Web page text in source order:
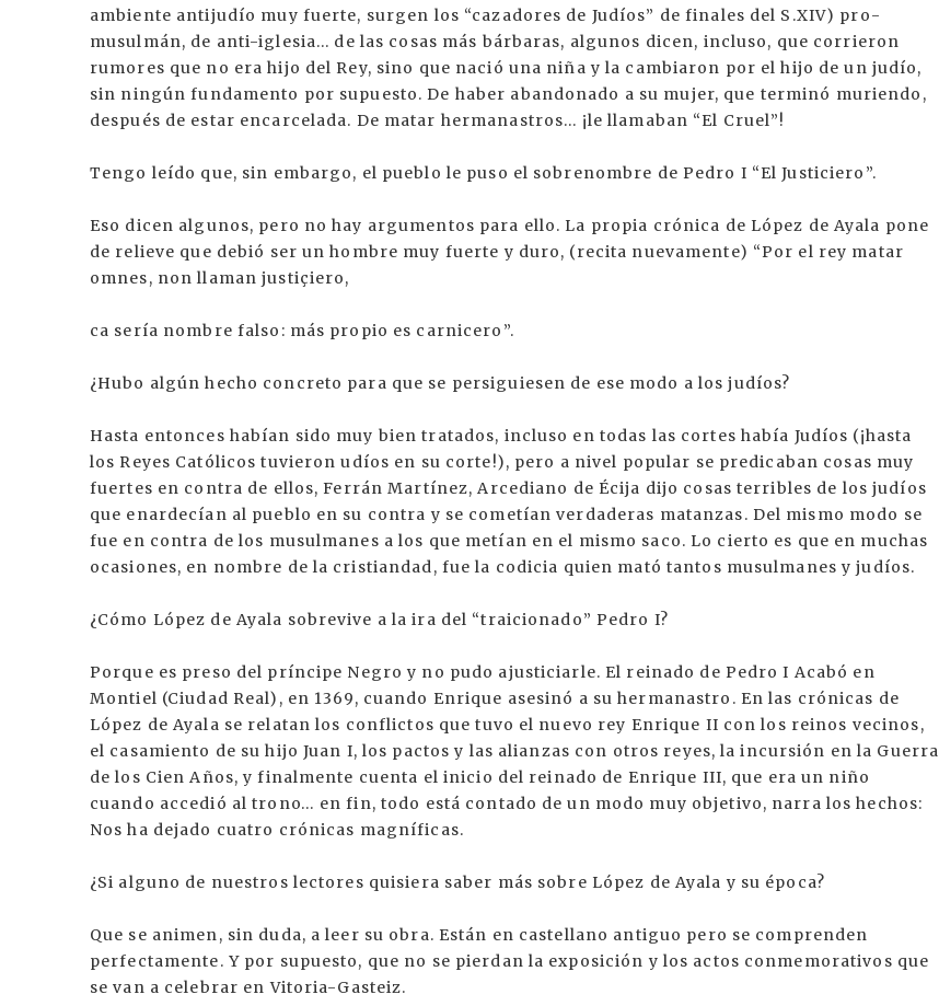
ambiente antijudío muy fuerte, surgen los “cazadores de Judíos” de finales del S.XIV) pro-
musulmán, de anti-iglesia... de las cosas más bárbaras, algunos dicen, incluso, que corrieron
rumores que no era hijo del Rey, sino que nació una niña y la cambiaron por el hijo de un judío,
sin ningún fundamento por supuesto. De haber abandonado a su mujer, que terminó muriendo,
después de estar encarcelada. De matar hermanastros... ¡le llamaban “El Cruel”!
Tengo leído que, sin embargo, el pueblo le puso el sobrenombre de Pedro I “El Justiciero”.
Eso dicen algunos, pero no hay argumentos para ello. La propia crónica de López de Ayala pone
de relieve que debió ser un hombre muy fuerte y duro, (recita nuevamente) “Por el rey matar
omnes, non llaman justiçiero,
ca sería nombre falso: más propio es carnicero”.
¿Hubo algún hecho concreto para que se persiguiesen de ese modo a los judíos?
Hasta entonces habían sido muy bien tratados, incluso en todas las cortes había Judíos (¡hasta
los Reyes Católicos tuvieron udíos en su corte!), pero a nivel popular se predicaban cosas muy
fuertes en contra de ellos, Ferrán Martínez, Arcediano de Écija dijo cosas terribles de los judíos
que enardecían al pueblo en su contra y se cometían verdaderas matanzas. Del mismo modo se
fue en contra de los musulmanes a los que metían en el mismo saco. Lo cierto es que en muchas
ocasiones, en nombre de la cristiandad, fue la codicia quien mató tantos musulmanes y judíos.
¿Cómo López de Ayala sobrevive a la ira del “traicionado” Pedro I?
Porque es preso del príncipe Negro y no pudo ajusticiarle. El reinado de Pedro I Acabó en
Montiel (Ciudad Real), en 1369, cuando Enrique asesinó a su hermanastro. En las crónicas de
López de Ayala se relatan los conflictos que tuvo el nuevo rey Enrique II con los reinos vecinos,
el casamiento de su hijo Juan I, los pactos y las alianzas con otros reyes, la incursión en la Guerra
de los Cien Años, y finalmente cuenta el inicio del reinado de Enrique III, que era un niño
cuando accedió al trono… en fin, todo está contado de un modo muy objetivo, narra los hechos:
Nos ha dejado cuatro crónicas magníficas.
¿Si alguno de nuestros lectores quisiera saber más sobre López de Ayala y su época?
Que se animen, sin duda, a leer su obra. Están en castellano antiguo pero se comprenden
perfectamente. Y por supuesto, que no se pierdan la exposición y los actos conmemorativos que
se van a celebrar en Vitoria-Gasteiz.